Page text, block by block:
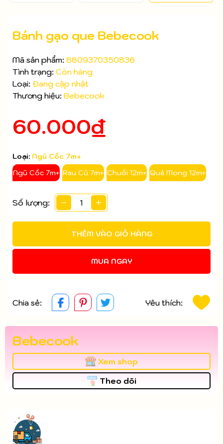
Bánh gạo que Bebecook
Mã sản phẩm: 8809370350836
Tình trạng: Còn hàng
Loại: Đang cập nhật
Thương hiệu: Bebecook
60.000₫
Loại: Ngũ Cốc 7m+
Ngũ Cốc 7m+ Rau Củ 7m+ Chuối 12m+ Quả Mọng 12m+
Số lượng:
THÊM VÀO GIỎ HÀNG
MUA NGAY
Mã giảm giá:
Điều kiện:
Chia sẻ: Yêu thích:
Bebecook
Xem shop
Theo dõi